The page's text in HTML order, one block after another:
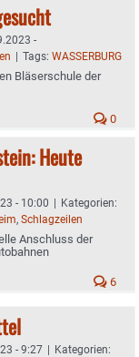
-
| Tags: WASSERBURG
Bläserschule der
0
Heute
- 10:00 | Kategorien:
, Schlagzeilen
Anschluss der
6
- 9:27 | Kategorien: